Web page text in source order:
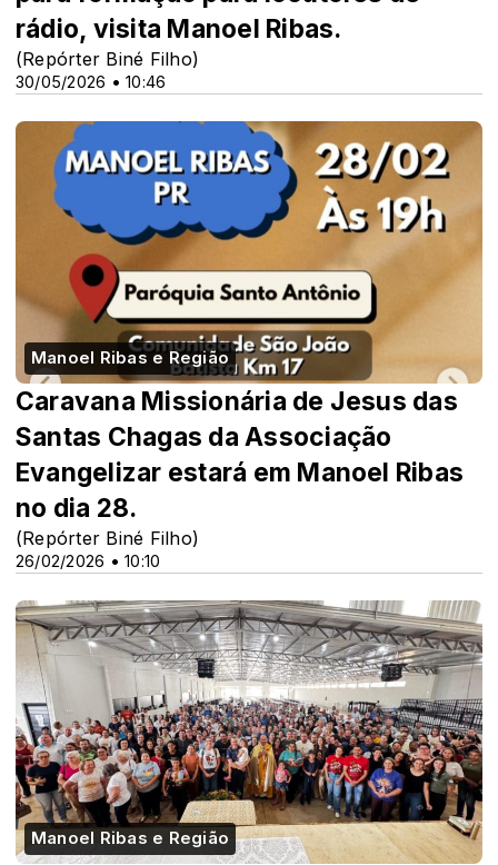
30/05/2026 • 10:46
rádio, visita Manoel Ribas.
(Repórter Biné Filho)
Manoel Ribas e Região
26/02/2026 • 10:10
Caravana Missionária de Jesus das
Santas Chagas da Associação
Evangelizar estará em Manoel Ribas
no dia 28.
(Repórter Biné Filho)
Manoel Ribas e Região